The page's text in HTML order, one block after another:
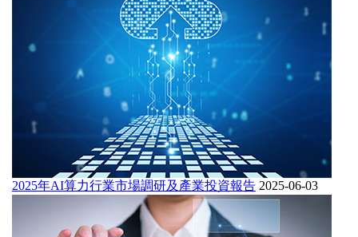
2025年AI算力行業市場調研及產業投資報告 2025-06-03